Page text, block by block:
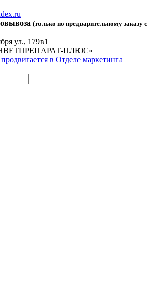
(только по предварительному заказу с
ул., 179в1
ПЛЮС»
в Отделе маркетинга